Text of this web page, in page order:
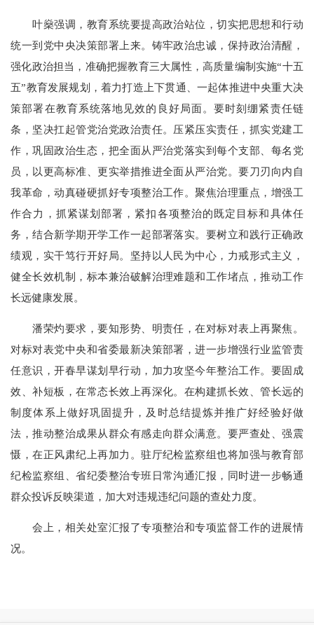
叶燊强调，教育系统要提高政治站位，切实把思想和行动
统一到党中央决策部署上来。铸牢政治忠诚，保持政治清醒，
强化政治担当，准确把握教育三大属性，高质量编制实施“十五
五”教育发展规划，着力打造上下贯通、一起体推进中央重大决
策部署在教育系统落地见效的良好局面。要时刻绷紧责任链
条，坚决扛起管党治党政治责任。压紧压实责任，抓实党建工
作，巩固政治生态，把全面从严治党落实到每个支部、每名党
员，以更高标准、更实举措推进全面从严治党。要刀刃向内自
我革命，动真碰硬抓好专项整治工作。聚焦治理重点，增强工
作合力，抓紧谋划部署，紧扣各项整治的既定目标和具体任
务，结合新学期开学工作一起部署落实。要树立和践行正确政
绩观，实干笃行开好局。坚持以人民为中心，力戒形式主义，
健全长效机制，标本兼治破解治理难题和工作堵点，推动工作
长远健康发展。
潘荣灼要求，要知形势、明责任，在对标对表上再聚焦。
对标对表党中央和省委最新决策部署，进一步增强行业监管责
任意识，开春早谋划早行动，加力攻坚今年整治工作。要固成
效、补短板，在常态长效上再深化。在构建抓长效、管长远的
制度体系上做好巩固提升，及时总结提炼并推广好经验好做
法，推动整治成果从群众有感走向群众满意。要严查处、强震
慑，在正风肃纪上再加力。驻厅纪检监察组也将加强与教育部
纪检监察组、省纪委整治专班日常沟通汇报，同时进一步畅通
群众投诉反映渠道，加大对违规违纪问题的查处力度。
会上，相关处室汇报了专项整治和专项监督工作的进展情
况。